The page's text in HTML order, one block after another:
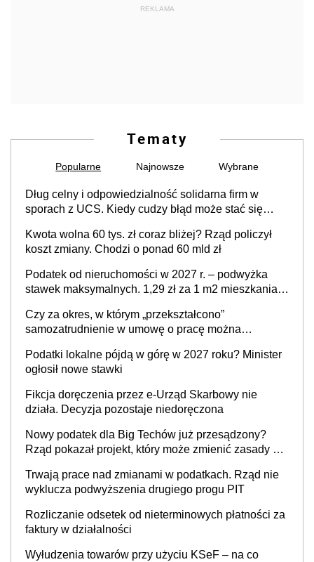
REKLAMA
Tematy
Popularne Najnowsze Wybrane
Dług celny i odpowiedzialność solidarna firm w
sporach z UCS. Kiedy cudzy błąd może stać się
Kwota wolna 60 tys. zł coraz bliżej? Rząd policzył
koszt zmiany. Chodzi o ponad 60 mld zł
Podatek od nieruchomości w 2027 r. – podwyżka
stawek maksymalnych. 1,29 zł za 1 m2 mieszkania,
prowadzeniem działalności gospodarczej
Czy za okres, w którym „przekształcono”
samozatrudnienie w umowę o pracę można
cywilnoprawnej jedynym racjonalnym wyjściem
Podatki lokalne pójdą w górę w 2027 roku? Minister
ogłosił nowe stawki
Fikcja doręczenia przez e-Urząd Skarbowy nie
działa. Decyzja pozostaje niedoręczona
Nowy podatek dla Big Techów już przesądzony?
Rząd pokazał projekt, który może zmienić zasady gry
Trwają prace nad zmianami w podatkach. Rząd nie
wyklucza podwyższenia drugiego progu PIT
Rozliczanie odsetek od nieterminowych płatności za
faktury w działalności
Wyłudzenia towarów przy użyciu KSeF – na co